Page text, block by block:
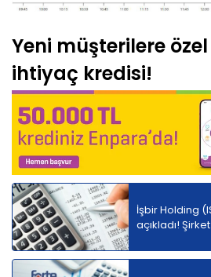
Yeni müşterilere
ihtiyaç kredisi!
İşbir Holding
açıkladı!